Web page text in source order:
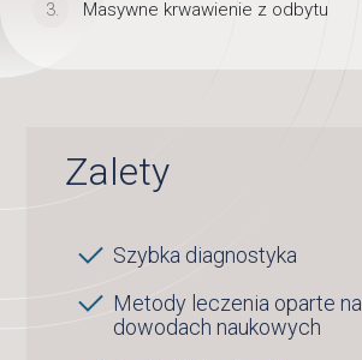
Masywne krwawienie z odbytu
Zalety
Szybka diagnostyka
Metody leczenia oparte na
dowodach naukowych